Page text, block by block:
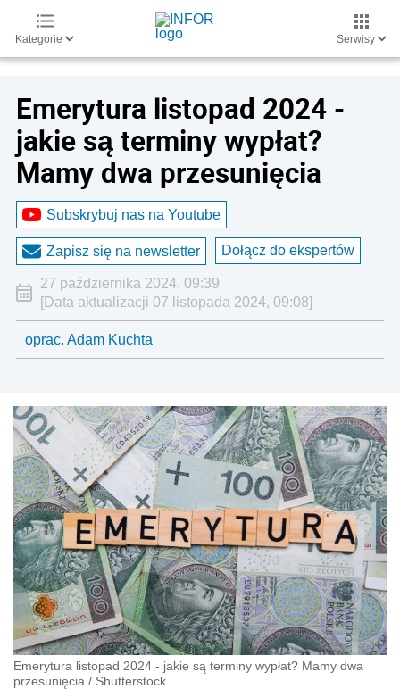
Kategorie Serwisy
Emerytura listopad 2024 -
jakie są terminy wypłat?
Mamy dwa przesunięcia
Subskrybuj nas na Youtube
Zapisz się na newsletter Dołącz do ekspertów
27 października 2024, 09:39
[Data aktualizacji 07 listopada 2024, 09:08]
oprac. Adam Kuchta
Emerytura listopad 2024 - jakie są terminy wypłat? Mamy dwa
przesunięcia / Shutterstock